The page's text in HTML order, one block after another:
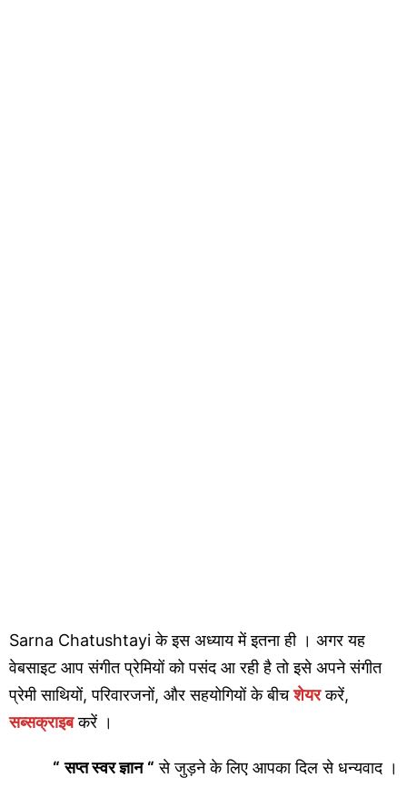
Sarna Chatushtayi के इस अध्याय में इतना ही । अगर यह
वेबसाइट आप संगीत प्रेमियों को पसंद आ रही है तो इसे अपने संगीत
प्रेमी साथियों, परिवारजनों, और सहयोगियों के बीचशेयरकरें,
सब्सक्राइबकरें ।
“ सप्त स्वर ज्ञान “ से जुड़ने के लिए आपका दिल से धन्यवाद ।